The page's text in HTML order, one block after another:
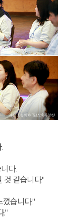
다.
것 같습니다."
꼈습니다."
."